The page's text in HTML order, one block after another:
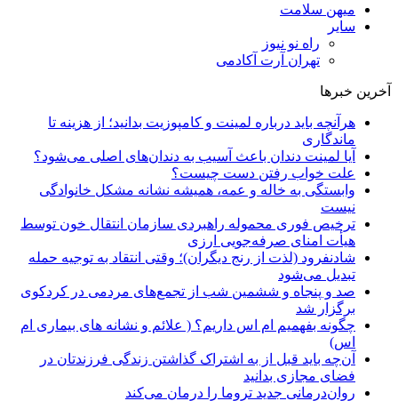
میهن سلامت
سایر
راه نو نیوز
تهران آرت آکادمی
آخرین خبرها
هرآنچه باید درباره لمینت و کامپوزیت بدانید؛ از هزینه تا
ماندگاری
آیا لمینت دندان باعث آسیب به دندان‌های اصلی می‌شود؟
علت خواب رفتن دست چیست؟
وابستگی به خاله و عمه، همیشه نشانه مشکل خانوادگی
نیست
ترخیص فوری محموله راهبردی سازمان انتقال خون توسط
هیأت امنای صرفه‌جویی ارزی
شادنفرود (لذت از رنج دیگران)؛ وقتی انتقاد به توجیه حمله
تبدیل می‌شود
صد و پنجاه‌ و ششمین شب از تجمع‌های مردمی در کردکوی
برگزار شد
چگونه بفهمیم ام اس داریم؟ ( علائم و نشانه های بیماری ام
اس)
آن‌چه باید قبل از به اشتراک گذاشتن زندگی فرزندتان در
فضای مجازی بدانید
روان‌درمانی جدید تروما را درمان می‌کند